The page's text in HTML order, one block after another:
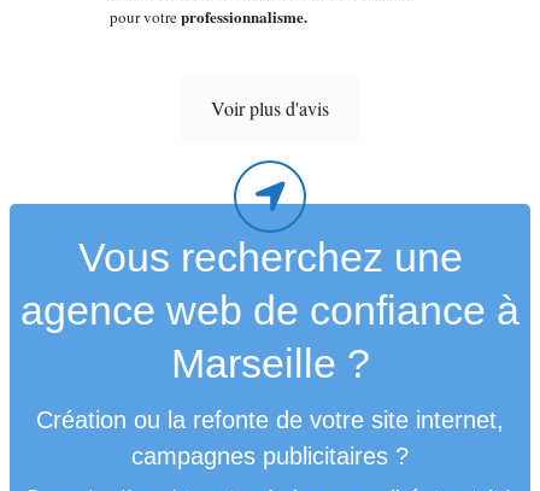
pour votreprofessionnalisme.
Voir plus d'avis
Vous recherchez une
agence web de confiance à
Marseille ?
Création ou la refonte de votre site internet,
campagnes publicitaires ?